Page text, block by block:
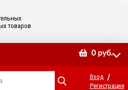
товаров
0 руб.
Вход /
Регистрация